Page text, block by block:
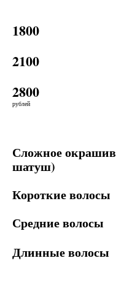
1800
2100
2800
рублей
Сложное
шатуш)
Короткие волосы
Средние волосы
Длинные волосы